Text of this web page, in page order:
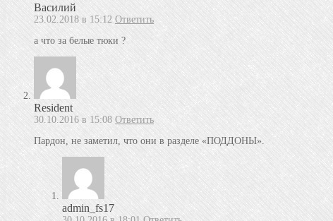
Василий
23.02.2018 в 15:12 Ответить
а что за белые тюки ?
Resident
30.10.2016 в 15:08 Ответить
Пардон, не заметил, что они в разделе «ПОДДОНЫ».
admin_fs17